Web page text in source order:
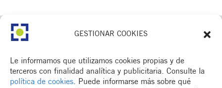
GESTIONAR COOKIES
Le informamos que utilizamos cookies propias y de
terceros con finalidad analítica y publicitaria. Consulte la
política de cookies. Puede informarse más sobre qué